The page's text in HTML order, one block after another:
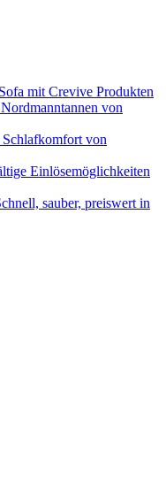
mit Crevive Produkten
von
von
Einlösemöglichkeiten
sauber, preiswert in